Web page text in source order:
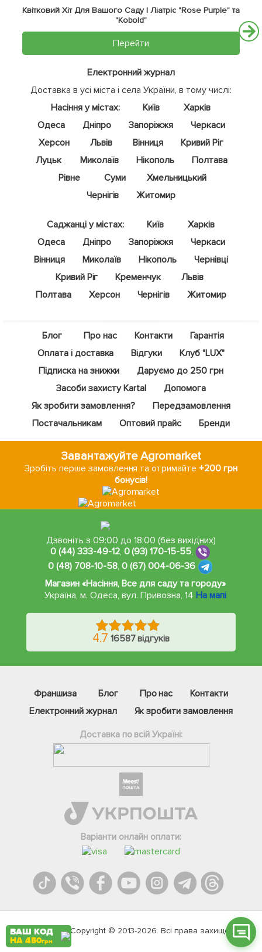
Квітковий Хіт Для Вашого Саду | Ліатріс "Rose Purple" та
"Kobold"
Перейти
Електронний журнал
Доставка в усі міста і села України, в тому числі:
Насіння у містах:
Київ
Харків
Одеса
Дніпро Запоріжжя
Черкаси
Херсон
Львів Вінниця
Кривий Ріг
Луцьк
Миколаїв Нікополь
Полтава
Рівне
Суми
Хмельницький
Чернігів
Житомир
Саджанці у містах: Київ
Харків
Одеса
Дніпро Запоріжжя
Черкаси
Вінниця
Миколаїв Нікополь
Чернівці
Кривий Ріг
Кременчук
Львів
Полтава
Херсон Чернігів Житомир
Блог Про нас Контакти
Гарантія
Оплата і доставка
Відгуки
Клуб "LUX"
Підписка на знижки
Даруємо до 250 грн
Засоби захисту Kartal
Допомога
Як зробити замовлення?
Передзамовлення
Постачальникам
Оптовий прайс Бренди
Завантажуйте Agromarket
Зробіть перше замовлення та отримайте+200 грн
бонусів!
Дзвоніть з 09:00 до 18:00 (без вихідних)
0 (44) 333-49-12, 0 (93) 170-15-55,
0 (48) 708-10-58, 0 (67) 004-06-36
Магазин «Насіння, Все для саду та городу»
Україна, м. Одеса,вул. Привозна, 14 На мапі
4.7 16587 відгуків
Франшиза Блог Про нас
Контакти
Електронний журнал
Як зробити замовлення
Доставка по всій Україні:
Варіанти онлайн оплати:
Agromarket.Copyright © 2013-2026. Всі права захищені
Телеграм
Вайбер
Онлайн чат
ВАШ КОД
НА 450грн